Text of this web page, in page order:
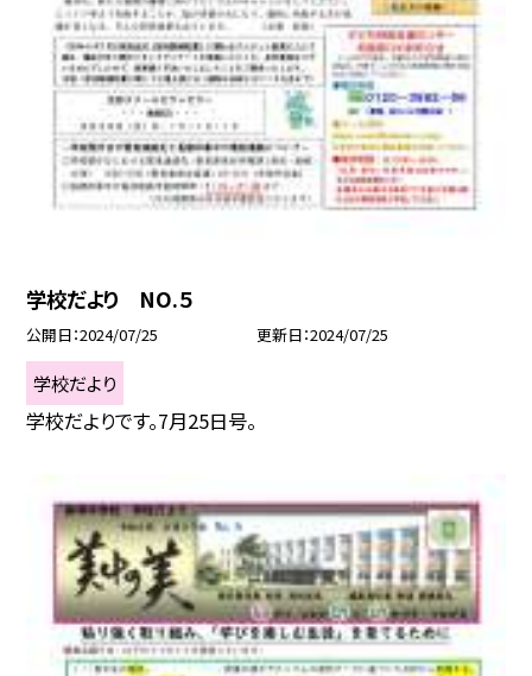
学校だより NO.５
公開日 2024/07/25 更新日 2024/07/25
学校だより
学校だよりです。7月25日号。